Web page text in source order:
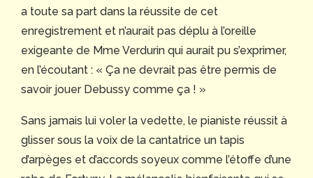
a toute sa part dans la réussite de cet
enregistrement et n’aurait pas déplu à l’oreille
exigeante de Mme Verdurin qui aurait pu s’exprimer,
en l’écoutant : « Ça ne devrait pas être permis de
savoir jouer Debussy comme ça ! »
Sans jamais lui voler la vedette, le pianiste réussit à
glisser sous la voix de la cantatrice un tapis
d’arpèges et d’accords soyeux comme l’étoffe d’une